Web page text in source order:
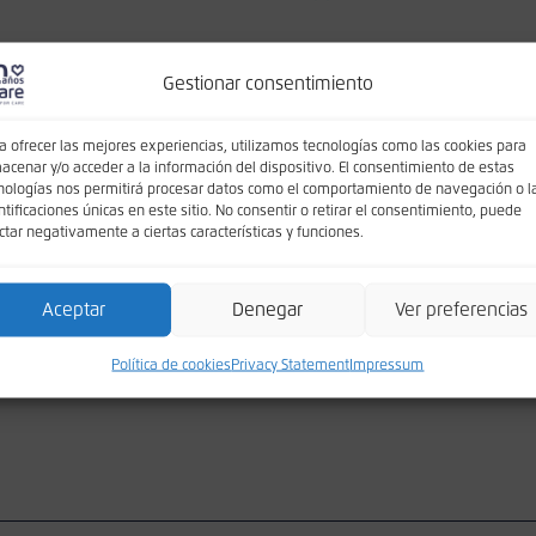
Gestionar consentimiento
ofrecer las mejores experiencias, utilizamos tecnologías como las cookies para
y/o acceder a la información del dispositivo. El consentimiento de estas
nos permitirá procesar datos como el comportamiento de navegación o
únicas en este sitio. No consentir o retirar el consentimiento, puede
negativamente a ciertas características y funciones.
Aceptar Denegar Ver preferencias
Política de cookies Privacy Statement Impressum
what you’re looking for. Perhaps searching can help.